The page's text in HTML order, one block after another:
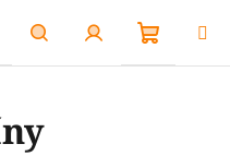
HledatPřihlášení